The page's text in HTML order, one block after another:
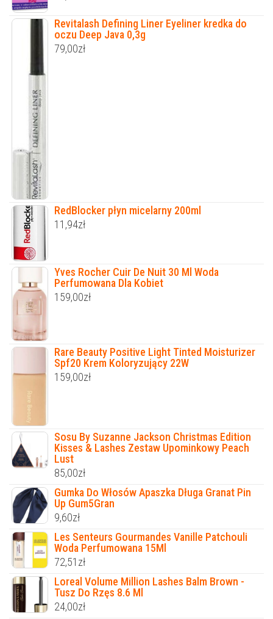
Revitalash Defining Liner Eyeliner kredka do
oczu Deep Java 0,3g
79,00zł
RedBlocker płyn micelarny 200ml
11,94zł
Yves Rocher Cuir De Nuit 30 Ml Woda
Perfumowana Dla Kobiet
159,00zł
Rare Beauty Positive Light Tinted Moisturizer
Spf20 Krem Koloryzujący 22W
159,00zł
Sosu By Suzanne Jackson Christmas Edition
Kisses & Lashes Zestaw Upominkowy Peach
Lust
85,00zł
Gumka Do Włosów Apaszka Długa Granat Pin
Up Gum5Gran
9,60zł
Les Senteurs Gourmandes Vanille Patchouli
Woda Perfumowana 15Ml
72,51 zł
Loreal Volume Million Lashes Balm Brown -
Tusz Do Rzęs 8.6 Ml
24,00zł